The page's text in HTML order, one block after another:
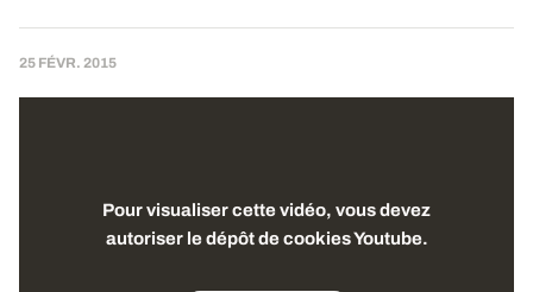
25 FÉVR. 2015
Pour visualiser cette vidéo, vous devez
autoriser le dépôt de cookies Youtube.